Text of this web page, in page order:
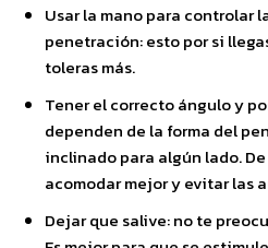
Usar la mano para controlar
penetración: esto por si
toleras más.
Tener el correcto ángulo y
dependen de la forma del
inclinado para algún lado.
acomodar mejor y evitar las
Dejar que salive: no te